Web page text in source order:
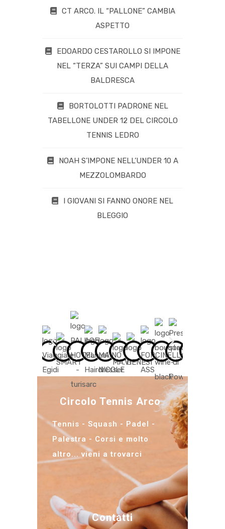
CT ARCO. IL “PALLONE” CAMBIA
ASPETTO
EDOARDO CESTAROLLO SI IMPONE
NEL “TERZA” SUI CAMPI DELLA
BALDRESCA
BORTOLOTTI PADRONE NEL
TABELLONE UNDER 12 DEL CIRCOLO
TENNIS LEDRO
NOAH S’IMPONE NELL’UNDER 10 A
MEZZOLOMBARDO
I GIOVANI SI FANNO ONORE NEL
BLEGGIO
Circolo Tennis Arco
Tennis - Squash - Padel -
Palestra - Corsi e molto
altro... vieni a trovarci
Contatti